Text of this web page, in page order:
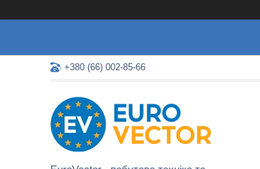
+380 (66) 002-85-66